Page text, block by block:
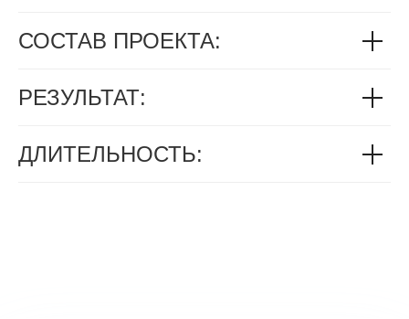
СОСТАВ ПРОЕКТА:
РЕЗУЛЬТАТ:
ДЛИТЕЛЬНОСТЬ: